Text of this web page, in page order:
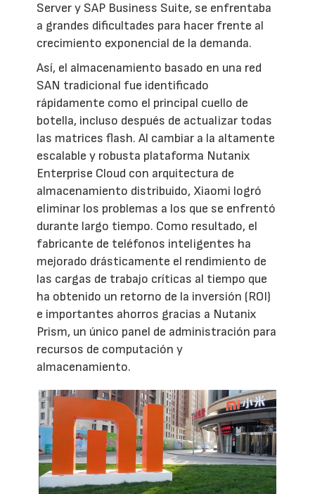
Server y SAP Business Suite, se enfrentaba
a grandes dificultades para hacer frente al
crecimiento exponencial de la demanda.
Así, el almacenamiento basado en una red
SAN tradicional fue identificado
rápidamente como el principal cuello de
botella, incluso después de actualizar todas
las matrices flash. Al cambiar a la altamente
escalable y robusta plataforma Nutanix
Enterprise Cloud con arquitectura de
almacenamiento distribuido, Xiaomi logró
eliminar los problemas a los que se enfrentó
durante largo tiempo. Como resultado, el
fabricante de teléfonos inteligentes ha
mejorado drásticamente el rendimiento de
las cargas de trabajo críticas al tiempo que
ha obtenido un retorno de la inversión (ROI)
e importantes ahorros gracias a Nutanix
Prism, un único panel de administración para
recursos de computación y
almacenamiento.